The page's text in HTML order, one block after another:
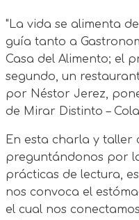
"La vida se alimenta
guía tanto a
Casa del Alimento; el
segundo, un
por Néstor Jerez,
de Mirar Distinto –
En esta charla y taller
preguntándonos por
prácticas de lectura,
nos convoca el
el cual nos